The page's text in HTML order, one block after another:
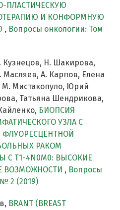
ПЛАСТИЧЕСКУЮ
И КОНФОРМНУЮ
, Вопросы онкологии: Том
Кузнецов, Н. Шакирова,
Масляев, А. Карпов, Елена
М. Мистакопуло, Юрий
Татьяна Шендрикова,
БИОПСИЯ
УЗЛА С
РАКОМ
С T1-4N0M0: ВЫСОКИЕ
ВОЗМОЖНОСТИ , Вопросы
2 (2019)
BRANT (BREAST